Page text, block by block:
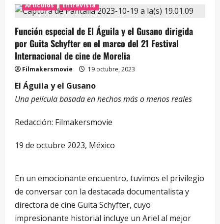
Artículos Entrevista
Función especial de El Águila y el Gusano dirigida
por Guita Schyfter en el marco del 21 Festival
Internacional de cine de Morelia
Filmakersmovie 19 octubre, 2023
El Águila y el Gusano
Una película basada en hechos más o menos reales
Redacción: Filmakersmovie
19 de octubre 2023, México
En un emocionante encuentro, tuvimos el privilegio
de conversar con la destacada documentalista y
directora de cine Guita Schyfter, cuyo
impresionante historial incluye un Ariel al mejor